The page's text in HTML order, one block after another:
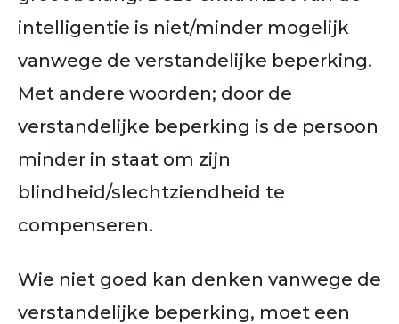
intelligentie is niet/minder mogelijk
vanwege de verstandelijke beperking.
Met andere woorden; door de
verstandelijke beperking is de persoon
minder in staat om zijn
blindheid/slechtziendheid te
compenseren.
Wie niet goed kan denken vanwege de
verstandelijke beperking, moet een